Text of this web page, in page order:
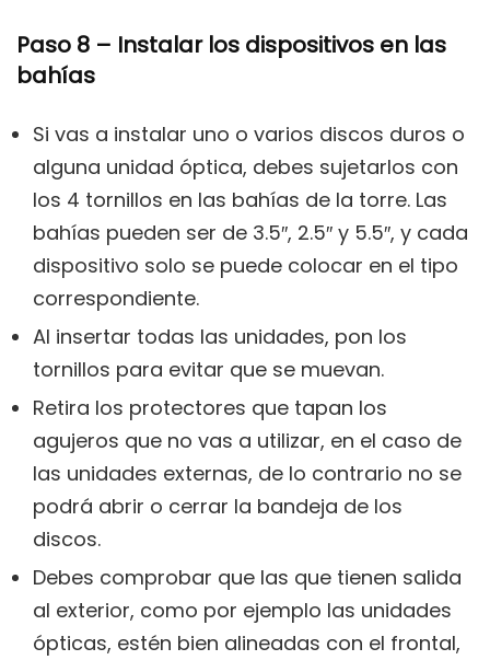
Paso 8 – Instalar los dispositivos en las
bahías
Si vas a instalar uno o varios discos duros o
alguna unidad óptica, debes sujetarlos con
los 4 tornillos en las bahías de la torre. Las
bahías pueden ser de 3.5″, 2.5″ y 5.5″, y cada
dispositivo solo se puede colocar en el tipo
correspondiente.
Al insertar todas las unidades, pon los
tornillos para evitar que se muevan.
Retira los protectores que tapan los
agujeros que no vas a utilizar, en el caso de
las unidades externas, de lo contrario no se
podrá abrir o cerrar la bandeja de los
discos.
Debes comprobar que las que tienen salida
al exterior, como por ejemplo las unidades
ópticas, estén bien alineadas con el frontal,